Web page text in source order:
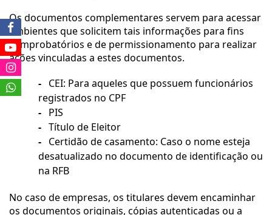
Os documentos complementares servem para acessar
ambientes que solicitem tais informações para fins
comprobatórios e de permissionamento para realizar
ações vinculadas a estes documentos.
-
   CEI: Para aqueles que possuem funcionários
registrados no CPF
-
   PIS
-
   Título de Eleitor
-
   Certidão de casamento: Caso o nome esteja
desatualizado no documento de identificação ou
na RFB
No caso de empresas, os titulares devem encaminhar
os documentos originais, cópias autenticadas ou a